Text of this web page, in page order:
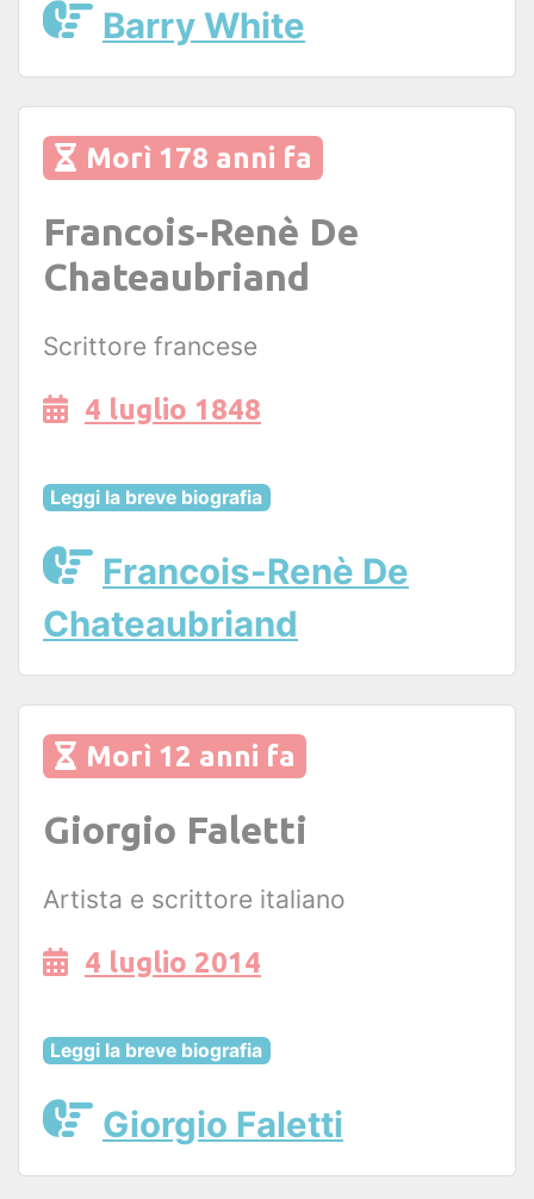
Barry White
Morì 178 anni fa
Francois-Renè De
Chateaubriand
Scrittore francese
4 luglio 1848
Leggi la breve biografia
Francois-Renè De
Chateaubriand
Morì 12 anni fa
Giorgio Faletti
Artista e scrittore italiano
4 luglio 2014
Leggi la breve biografia
Giorgio Faletti